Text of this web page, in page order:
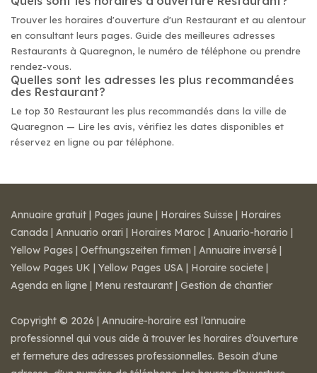
Trouver les horaires d'ouverture d'un Restaurant et au alentour
en consultant leurs pages. Guide des meilleures adresses
Restaurants à Quaregnon, le numéro de téléphone ou prendre
rendez-vous.
Quelles sont les adresses les plus recommandées
des Restaurant?
Le top 30 Restaurant les plus recommandés dans la ville de
Quaregnon — Lire les avis, vérifiez les dates disponibles et
réservez en ligne ou par téléphone.
Annuaire gratuit | Pages jaune | Horaires Suisse | Horaires
Canada | Annuario orari | Horaires Maroc | Anuario-horario |
Yellow Pages | Oeffnungszeiten firmen | Annuaire inversé |
Yellow Pages UK | Yellow Pages USA | Horaire societe |
Agenda en ligne | Menu restaurant | Gestion de chantier
Copyright © 2026 | Annuaire-horaire est l’annuaire
professionnel qui vous aide à trouver les horaires d’ouverture
et fermeture des adresses professionnelles. Besoin d'une